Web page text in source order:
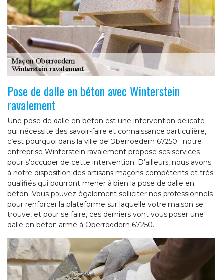
Pose de dalle en béton avec Winterstein
ravalement
Une pose de dalle en béton est une intervention délicate
qui nécessite des savoir-faire et connaissance particulière,
c’est pourquoi dans la ville de Oberroedern 67250 ; notre
entreprise Winterstein ravalement propose ses services
pour s’occuper de cette intervention. D’ailleurs, nous avons
à notre disposition des artisans maçons compétents et très
qualifiés qui pourront mener à bien la pose de dalle en
béton. Vous pouvez également solliciter nos professionnels
pour renforcer la plateforme sur laquelle votre maison se
trouve, et pour se faire, ces derniers vont vous poser une
dalle en béton armé à Oberroedern 67250.